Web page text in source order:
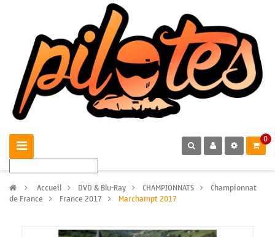
0
> Accueil > DVD & Blu-Ray > CHAMPIONNATS > Championnat
de France > France 2017 > Marchampt 2017